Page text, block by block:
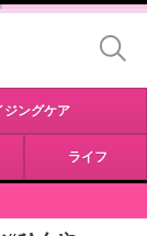
ジングケア
ライフ